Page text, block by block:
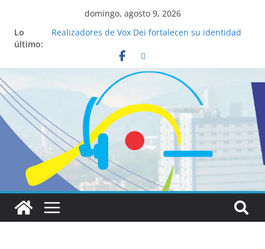
domingo, agosto 9, 2026
Lo
último:
Realizadores de Vox Dei fortalecen su identidad
La ciencia desvela los 5 secretos que tiene
fácilmente un católico para convertirse en
“Superancianos”
Pop Up Market atrae a cientos de visitantes y
dinamiza la economía local
Salud mental a la mesa: la importancia de
hablarlo en familia
Lo que tienen en común la nueva Película Toy
Story 5 y el Papa León XIV